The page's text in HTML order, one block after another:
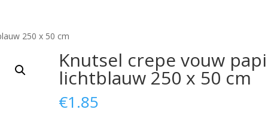
250 x 50 cm
Knutsel crepe vouw
lichtblauw 250 x 50 cm
€1.85